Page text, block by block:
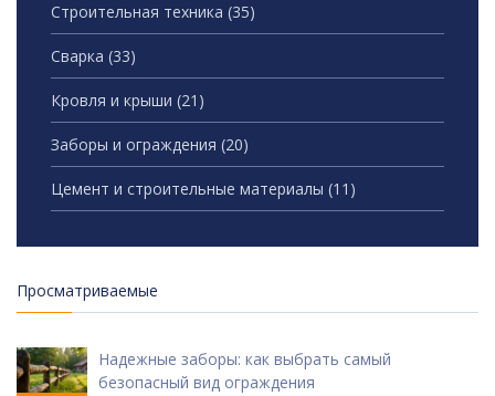
Строительная техника (35)
Сварка (33)
Кровля и крыши (21)
Заборы и ограждения (20)
Цемент и строительные материалы (11)
Просматриваемые
Надежные заборы: как выбрать самый
безопасный вид ограждения